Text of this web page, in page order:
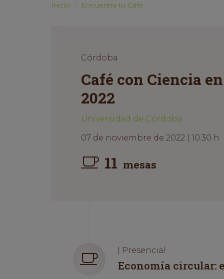
Inicio Encuentra tu Café
Córdoba
Café con Ciencia
2022
Universidad de Córdoba
07 de noviembre de 2022 | 10.30 h
11 mesas
| Presencial
Economía circular: